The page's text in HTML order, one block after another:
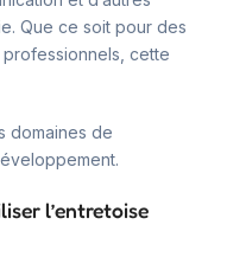
Que ce soit pour des
cette
domaines de
l’entretoise